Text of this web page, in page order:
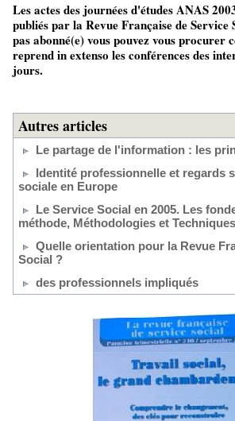
Les actes des journées d'études ANAS
publiés par la Revue Française de Service
pas abonné(e) vous pouvez vous procurer
reprend in extenso les conférences des
jours.
Autres articles
Le partage de l'information : les
Identité professionnelle et regards
sociale en Europe
Le Service Social en 2005. Les
méthode, Méthodologies et Techniques
Quelle orientation pour la Revue
Social ?
des professionnels impliqués